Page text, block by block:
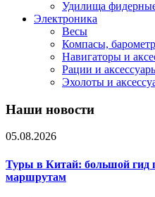
Удилища
Электроника
Весы
Компасы,
Навигаторы и
Рации и
Эхолоты и
Наши новости
05.08.2026
Туры в Китай: большой гид
маршрутам